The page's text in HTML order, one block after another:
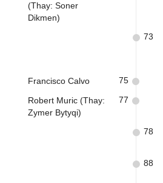
(Thay: Soner
Dikmen)
73
Francisco Calvo 75
Robert Muric (Thay:
Zymer Bytyqi)
77
78
88